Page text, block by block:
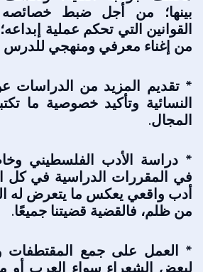
بينها؛ من أجل ضبط خصائصه
القوانين التي تحكم عملية
من إغناء معرفي ومنهجي للدرس
* تقديم المزيد من الدراسات
النسائية وتأكيد خصوصية ما
المجال.
* دراسة الأدب الفلسطيني
في المقررات الدراسية في كل
أدب واقعي يعكس ما يتعرض له
من ظلم، فالقضية قضيتنا جميعًا.
* العمل على جمع المقتطفات
لبعض الشعراء سواء العرب أو